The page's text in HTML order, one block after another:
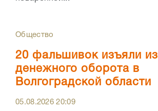
Общество
20 фальшивок изъяли из
денежного оборота в
Волгоградской области
05.08.202620:09